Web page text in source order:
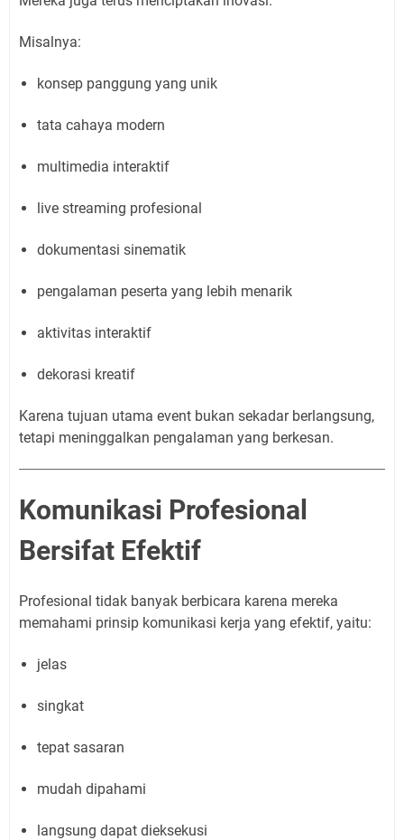
Misalnya:
konsep panggung yang unik
tata cahaya modern
multimedia interaktif
live streaming profesional
dokumentasi sinematik
pengalaman peserta yang lebih menarik
aktivitas interaktif
dekorasi kreatif
Karena tujuan utama event bukan sekadar berlangsung,
tetapi meninggalkan pengalaman yang berkesan.
Komunikasi Profesional
Bersifat Efektif
Profesional tidak banyak berbicara karena mereka
memahami prinsip komunikasi kerja yang efektif, yaitu:
jelas
singkat
tepat sasaran
mudah dipahami
langsung dapat dieksekusi